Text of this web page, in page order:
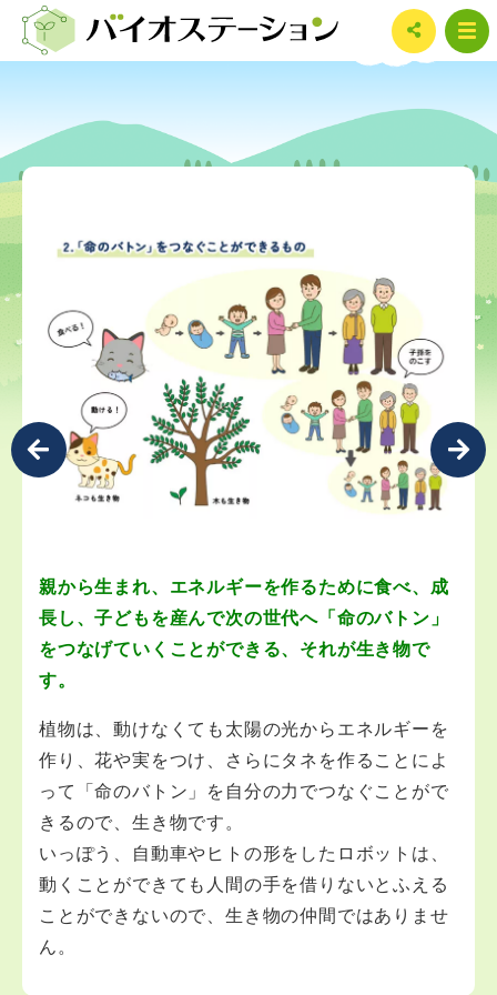
ホーム
第1章 生き物ってナニ？
「命のバトン」をつなぐことができるもの
03 のバトン、それは遺伝子
04 生き物の体は何から作られる？
06 なんで同じネコでもいろんな柄（がら）？
07 何を食べても人は人
第2章 食べ物の源（みなもと）
第3章 人間と食べ物の長～い歴史
親から生まれ、エネルギーを作るために食べ、成
長し、子どもを産んで次の世代へ「命のバトン」
をつなげていくことができる、それが生き物で
す。
植物は、動けなくても太陽の光からエネルギーを
作り、花や実をつけ、さらにタネを作ることによ
って「命のバトン」を自分の力でつなぐことがで
きるので、生き物です。
いっぽう、自動車やヒトの形をしたロボットは、
動くことができても人間の手を借りないとふえる
ことができないので、生き物の仲間ではありませ
ん。